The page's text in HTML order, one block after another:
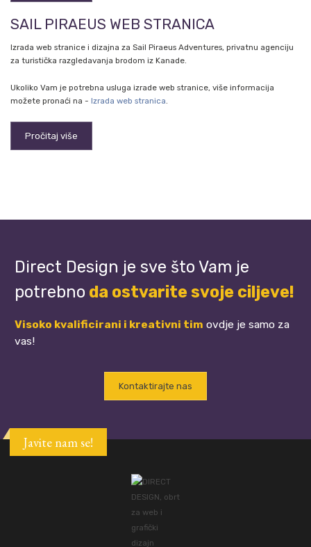
SAIL PIRAEUS WEB STRANICA
Izrada web stranice i dizajna za Sail Piraeus Adventures, privatnu agenciju
za turistička razgledavanja brodom iz Kanade.
Ukoliko Vam je potrebna usluga izrade web stranice, više informacija
možete pronaći na - Izrada web stranica.
Pročitaj više
Direct Design je sve što Vam je
potrebno da ostvarite svoje ciljeve!
Visoko kvalificirani i kreativni tim ovdje je samo za
vas!
Kontaktirajte nas
Javite nam se!